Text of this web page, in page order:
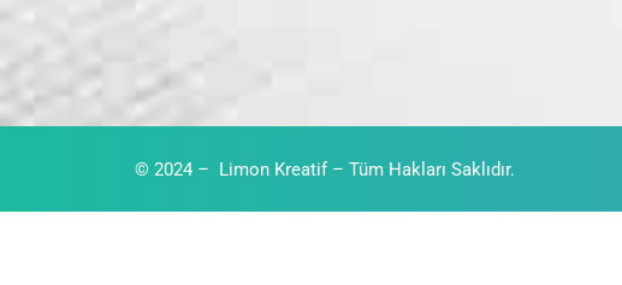
© 2024 – Limon Kreatif – Tüm Hakları Saklıdır.